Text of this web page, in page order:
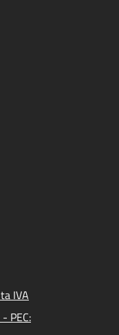
IVA
PEC: